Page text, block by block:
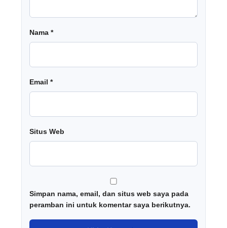
Nama *
Email *
Situs Web
Simpan nama, email, dan situs web saya pada
peramban ini untuk komentar saya berikutnya.